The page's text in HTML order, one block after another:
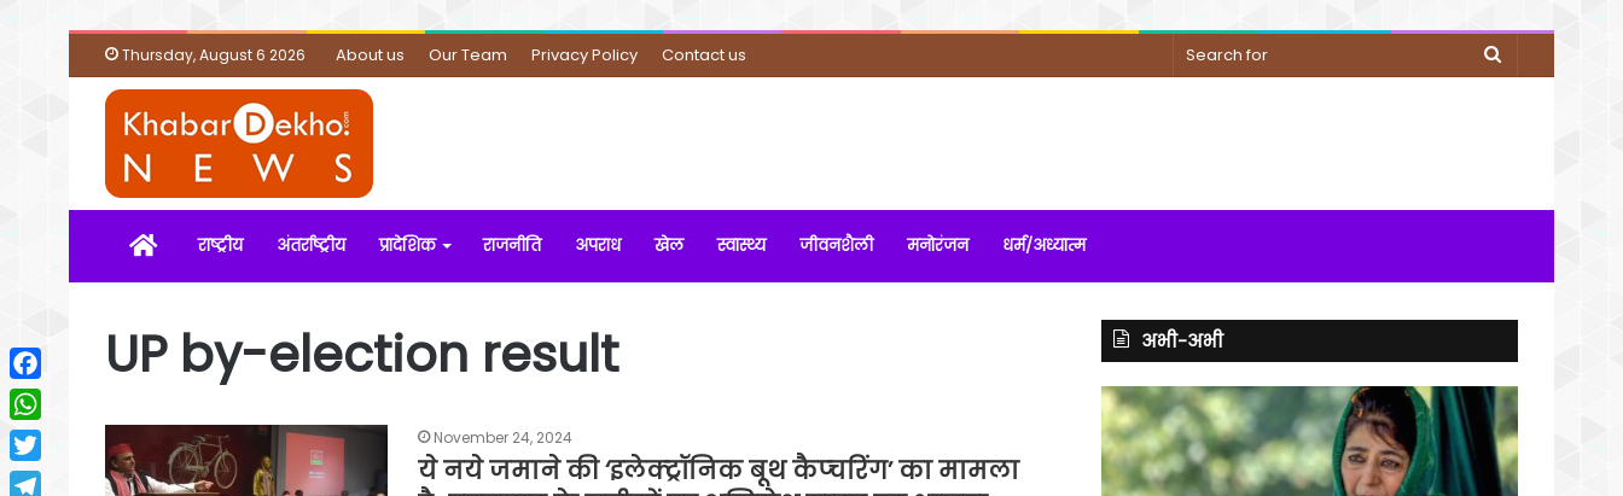
Thursday, August 6 2026 About us Our Team Privacy Policy Contact us
Search
Homeराष्ट्रीय अंतर्राष्ट्रीय प्रादेशिक राजनीति अपराध खेल स्वास्थ्य जीवनशैली मनोरंजन धर्म/अध्यात्म
UP by-election result
November 24, 2024
ये नये जमाने की ‘इलेक्ट्रॉनिक बूथ कैप्चरिंग’ का मामला
अभी-अभी
Facebook
WhatsApp
Twitter